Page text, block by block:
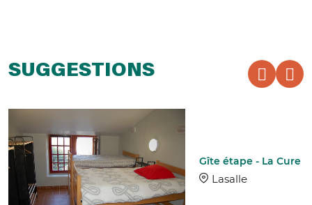
SUGGESTIONS
Gîte étape - La Cure
Lasalle